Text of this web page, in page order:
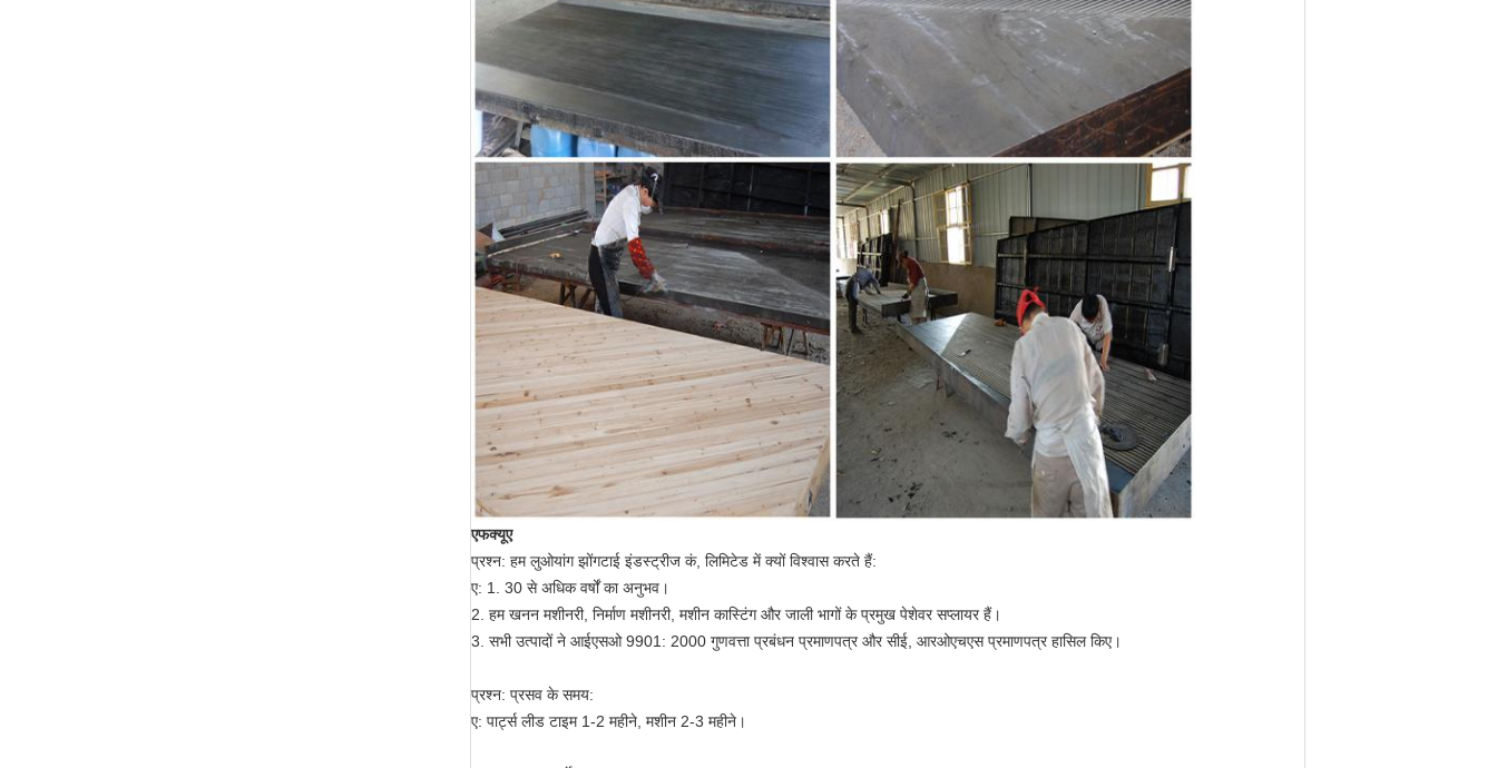
एफक्यूए
प्रश्न: हम लुओयांग झोंगटाई इंडस्ट्रीज कं, लिमिटेड में क्यों विश्वास करते हैं:
ए: 1. 30 से अधिक वर्षों का अनुभव।
2. हम खनन मशीनरी, निर्माण मशीनरी, मशीन कास्टिंग और जाली भागों के प्रमुख पेशेवर सप्लायर हैं।
3. सभी उत्पादों ने आईएसओ 9901: 2000 गुणवत्ता प्रबंधन प्रमाणपत्र और सीई, आरओएचएस प्रमाणपत्र हासिल किए।
प्रश्न: प्रसव के समय:
ए: पार्ट्स लीड टाइम 1-2 महीने, मशीन 2-3 महीने।